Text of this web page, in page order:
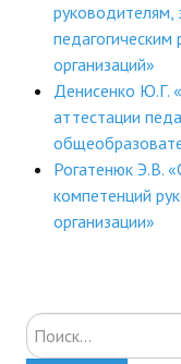
руководителям,
организаций»
Денисенко Ю.Г.
аттестации
Рогатенюк Э.В.
компетенций
организации»
Искать...